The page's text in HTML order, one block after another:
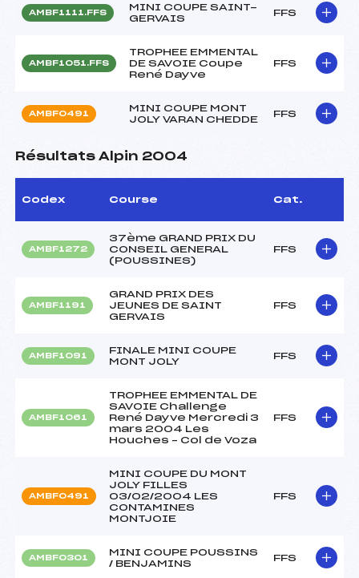
AMBF1111.FFS
MINI COUPE SAINT-
GERVAIS
FFS
AMBF1051.FFS
TROPHEE EMMENTAL
DE SAVOIE Coupe
René Dayve
FFS
AMBF0491
MINI COUPE MONT
JOLY VARAN CHEDDE
FFS
Résultats Alpin 2004
Codex Course Cat.
AMBF1272
37ème GRAND PRIX DU
CONSEIL GENERAL
(POUSSINES)
FFS
AMBF1191
GRAND PRIX DES
JEUNES DE SAINT
GERVAIS
FFS
AMBF1091
FINALE MINI COUPE
MONT JOLY
FFS
AMBF1061
TROPHEE EMMENTAL DE
SAVOIE Challenge
René Dayve Mercredi 3
mars 2004 Les
Houches – Col de Voza
FFS
AMBF0491
MINI COUPE DU MONT
JOLY FILLES
03/02/2004 LES
CONTAMINES
MONTJOIE
FFS
AMBF0301
MINI COUPE POUSSINS
/ BENJAMINS
FFS